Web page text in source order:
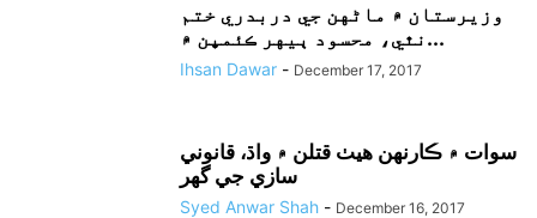
وزيرستان ۾ ماڻهن جي دربدري ختم
نٿي، محسود ٻيهر ڪئمپن ۾...
Ihsan Dawar - December 17, 2017
سوات ۾ ڪارنهن هيٺ قتلن ۾ واڌ، قانوني
سازي جي گهر
Syed Anwar Shah - December 16, 2017